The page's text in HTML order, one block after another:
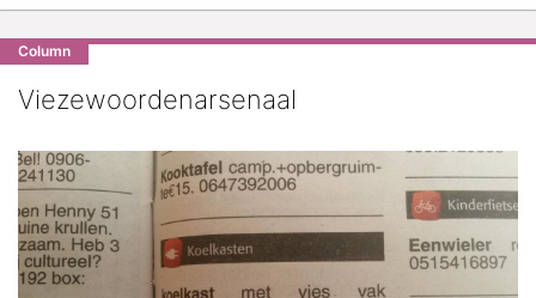
Column
Viezewoordenarsenaal